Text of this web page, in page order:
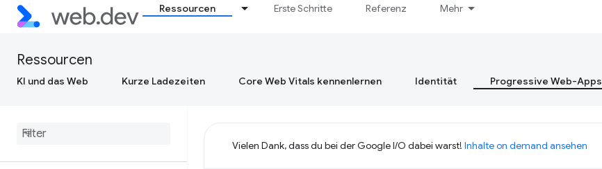
Ressourcen Erste Schritte Referenz Mehr
Ressourcen
KI und das Web Kurze Ladezeiten Core Web Vitals kennenlernen Identität Progressive Web-Apps
Vielen Dank, dass du bei der Google I/O dabei warst! Inhalte on demand ansehen